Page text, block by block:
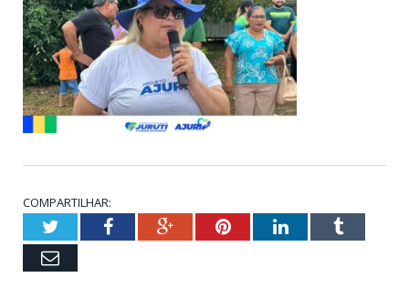
COMPARTILHAR:
TwitterFacebookGoogle+PinterestLinkedInTumblr
Email